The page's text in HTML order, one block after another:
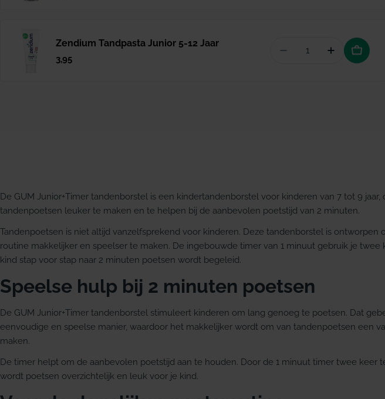
Zendium Tandpasta Junior 5-12 Jaar
Normale
3,95 Aantal
De GUM Junior+Timer tandenborstel is een kindertandenborstel voor kinderen van 7 tot 9
tandenpoetsen leuker te maken en te helpen bij de aanbevolen poetstijd van 2 minuten.
Tandenpoetsen is niet altijd vanzelfsprekend voor kinderen. Deze tandenborstel is ontworpen
routine makkelijker en speelser te maken. De ingebouwde timer van 1 minuut gebruik je twee
kind stap voor stap naar 2 minuten poetsen wordt begeleid.
Speelse hulp bij 2 minuten poetsen
De GUM Junior+Timer tandenborstel stimuleert kinderen om lang genoeg te poetsen. Dat
eenvoudige en speelse manier, waardoor het makkelijker wordt om van tandenpoetsen een
maken.
De timer helpt om de aanbevolen poetstijd aan te houden. Door de 1 minuut timer twee keer
wordt poetsen overzichtelijk en leuk voor je kind.